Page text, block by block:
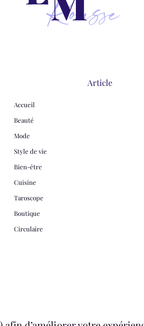
Article
Accueil
Beauté
Mode
Style de vie
Bien-être
Cuisine
Taroscope
Boutique
Circulaire